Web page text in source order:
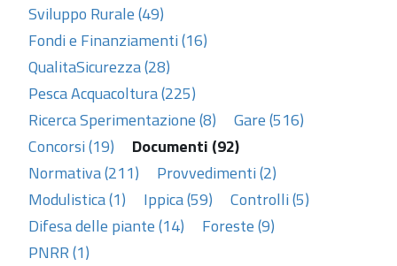
Sviluppo Rurale (49)
Fondi e Finanziamenti (16)
QualitaSicurezza (28)
Pesca Acquacoltura (225)
Ricerca Sperimentazione (8)
Gare (516)
Concorsi (19)
Documenti (92)
Normativa (211)
Provvedimenti (2)
Modulistica (1)
Ippica (59)
Controlli (5)
Difesa delle piante (14)
Foreste (9)
PNRR (1)